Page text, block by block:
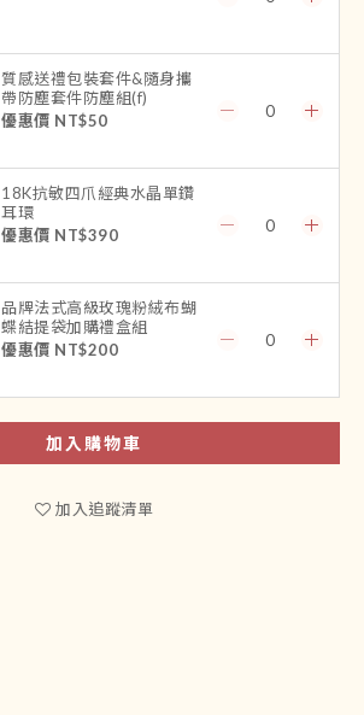
質感送禮包裝套件&隨身攜
帶防塵套件防塵組(f)
優惠價 NT$50
18K抗敏四爪經典水晶單鑽
耳環
優惠價 NT$390
品牌法式高級玫瑰粉絨布蝴
蝶結提袋加購禮盒組
優惠價 NT$200
加入購物車
加入追蹤清單